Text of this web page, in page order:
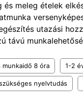
és meleg ételek
utazási
távú
munkaidő 8 óra 1-2
nyelvtudás